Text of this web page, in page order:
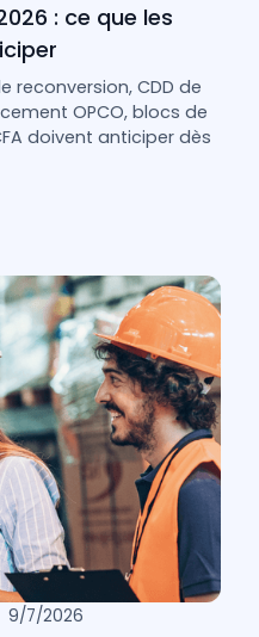
: ce que les
reconversion, CDD de
OPCO, blocs de
doivent anticiper dès
9/7/2026